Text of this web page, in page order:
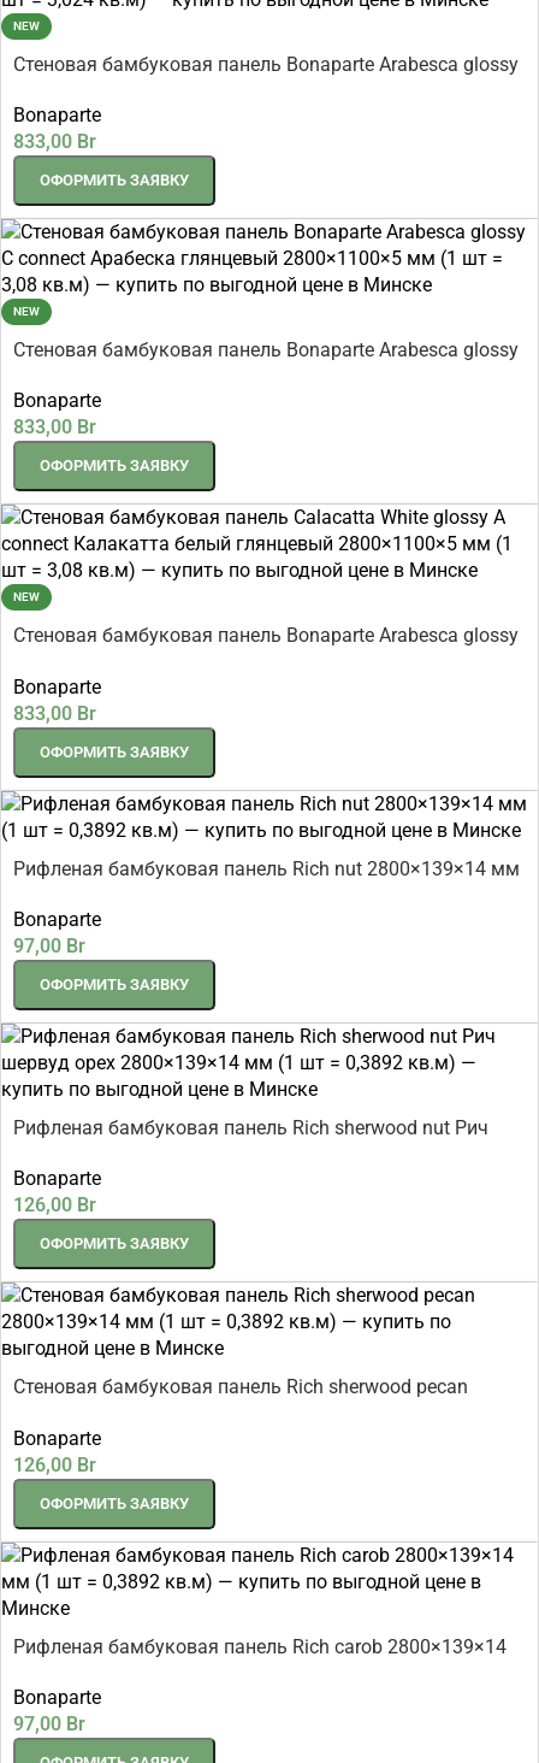
NEW
Стеновая бамбуковая панель Bonaparte Arabesca glossy
3,024 кв.м)
Bonaparte
833,00 Br
ОФОРМИТЬ ЗАЯВКУ
NEW
Стеновая бамбуковая панель Bonaparte Arabesca glossy
3,08 кв.м)
Bonaparte
833,00 Br
ОФОРМИТЬ ЗАЯВКУ
NEW
Стеновая бамбуковая панель Bonaparte Arabesca glossy
3,08 кв.м)
Bonaparte
833,00 Br
ОФОРМИТЬ ЗАЯВКУ
Рифленая бамбуковая панель Rich nut 2800×139×14 мм
Bonaparte
97,00 Br
ОФОРМИТЬ ЗАЯВКУ
Рифленая бамбуковая панель Rich sherwood nut Рич
Bonaparte
126,00 Br
ОФОРМИТЬ ЗАЯВКУ
Стеновая бамбуковая панель Rich sherwood pecan
Bonaparte
126,00 Br
ОФОРМИТЬ ЗАЯВКУ
Рифленая бамбуковая панель Rich carob 2800×139×14
Bonaparte
97,00 Br